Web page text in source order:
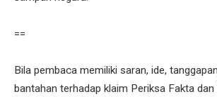
==
Bila pembaca memiliki saran, ide,
bantahan terhadap klaim Periksa Fakta